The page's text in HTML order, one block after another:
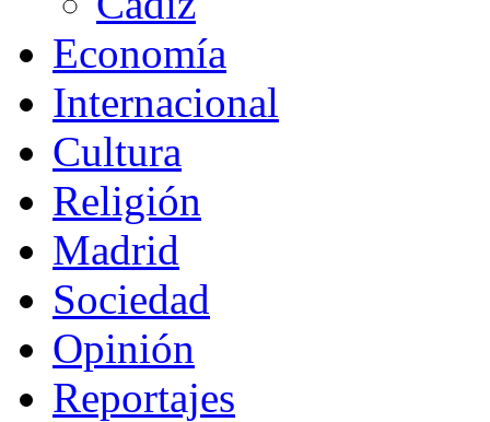
Economía
Internacional
Cultura
Religión
Madrid
Sociedad
Opinión
Reportajes